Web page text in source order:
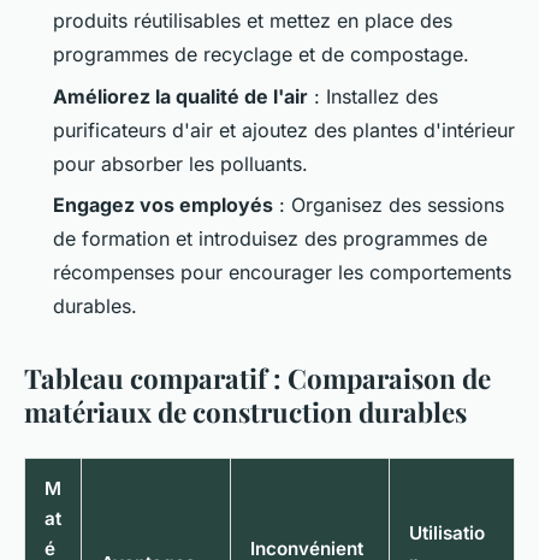
produits réutilisables et mettez en place des
programmes de recyclage et de compostage.
Améliorez la qualité de l'air : Installez des
purificateurs d'air et ajoutez des plantes d'intérieur
pour absorber les polluants.
Engagez vos employés : Organisez des sessions
de formation et introduisez des programmes de
récompenses pour encourager les comportements
durables.
Tableau comparatif : Comparaison de
matériaux de construction durables
M
at
é
Inconvénient
Utilisatio